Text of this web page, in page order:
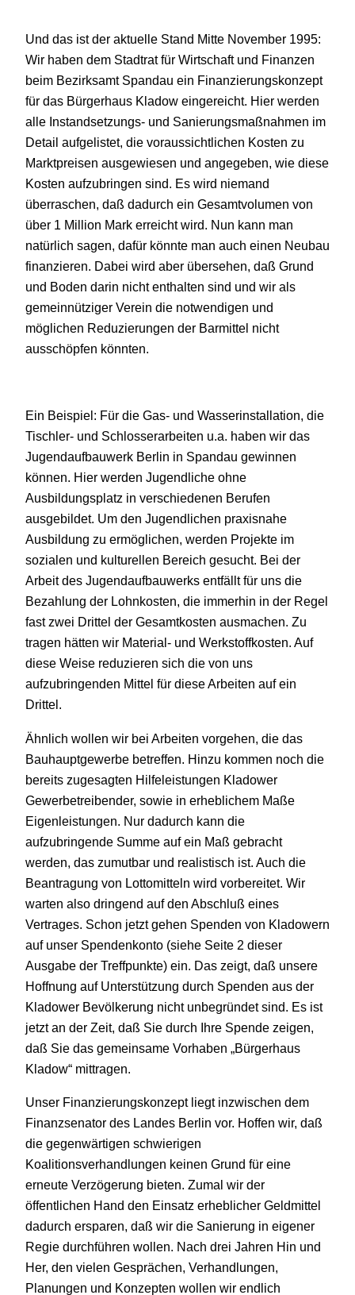
Und das ist der aktuelle Stand Mitte November 1995:
Wir haben dem Stadtrat für Wirtschaft und Finanzen
beim Bezirksamt Spandau ein Finanzierungskonzept
für das Bürgerhaus Kladow eingereicht. Hier werden
alle Instandsetzungs- und Sanierungsmaßnahmen im
Detail aufgelistet, die voraussichtlichen Kosten zu
Marktpreisen ausgewiesen und angegeben, wie diese
Kosten aufzubringen sind. Es wird niemand
überraschen, daß dadurch ein Gesamtvolumen von
über 1 Million Mark erreicht wird. Nun kann man
natürlich sagen, dafür könnte man auch einen Neubau
finanzieren. Dabei wird aber übersehen, daß Grund
und Boden darin nicht enthalten sind und wir als
gemeinnütziger Verein die notwendigen und
möglichen Reduzierungen der Barmittel nicht
ausschöpfen könnten.
Ein Beispiel: Für die Gas- und Wasserinstallation, die
Tischler- und Schlosserarbeiten u.a. haben wir das
Jugendaufbauwerk Berlin in Spandau gewinnen
können. Hier werden Jugendliche ohne
Ausbildungsplatz in verschiedenen Berufen
ausgebildet. Um den Jugendlichen praxisnahe
Ausbildung zu ermöglichen, werden Projekte im
sozialen und kulturellen Bereich gesucht. Bei der
Arbeit des Jugendaufbauwerks entfällt für uns die
Bezahlung der Lohnkosten, die immerhin in der Regel
fast zwei Drittel der Gesamtkosten ausmachen. Zu
tragen hätten wir Material- und Werkstoffkosten. Auf
diese Weise reduzieren sich die von uns
aufzubringenden Mittel für diese Arbeiten auf ein
Drittel.
Ähnlich wollen wir bei Arbeiten vorgehen, die das
Bauhauptgewerbe betreffen. Hinzu kommen noch die
bereits zugesagten Hilfeleistungen Kladower
Gewerbetreibender, sowie in erheblichem Maße
Eigenleistungen. Nur dadurch kann die
aufzubringende Summe auf ein Maß gebracht
werden, das zumutbar und realistisch ist. Auch die
Beantragung von Lottomitteln wird vorbereitet. Wir
warten also dringend auf den Abschluß eines
Vertrages. Schon jetzt gehen Spenden von Kladowern
auf unser Spendenkonto (siehe Seite 2 dieser
Ausgabe der Treffpunkte) ein. Das zeigt, daß unsere
Hoffnung auf Unterstützung durch Spenden aus der
Kladower Bevölkerung nicht unbegründet sind. Es ist
jetzt an der Zeit, daß Sie durch Ihre Spende zeigen,
daß Sie das gemeinsame Vorhaben „Bürgerhaus
Kladow“ mittragen.
Unser Finanzierungskonzept liegt inzwischen dem
Finanzsenator des Landes Berlin vor. Hoffen wir, daß
die gegenwärtigen schwierigen
Koalitionsverhandlungen keinen Grund für eine
erneute Verzögerung bieten. Zumal wir der
öffentlichen Hand den Einsatz erheblicher Geldmittel
dadurch ersparen, daß wir die Sanierung in eigener
Regie durchführen wollen. Nach drei Jahren Hin und
Her, den vielen Gesprächen, Verhandlungen,
Planungen und Konzepten wollen wir endlich